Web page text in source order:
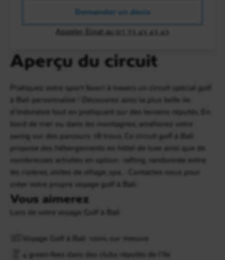
Aperçu du circuit
Pratiquez votre sport favori à travers un circuit spécial golf
à Bali personnalisé ! Découvrez ainsi la plus belle ile
d'Indonésie tout en pratiquant sur des terrains réputés. En
bord de mer ou dans les montagnes, améliorez votre
swing sur des parcours 18 trous. Ce circuit golf à Bali
propose des hébergements en hôtel de luxe ainsi que de
nombreuses activités en option : rafting, randonnée entre
les rizières, visites de village, spa... Contactez-nous pour
créer votre propre voyage golf à Bali.
Vous aimerez
Lors de votre voyage Golf à Bali
Voyage Golf à Bali 100% sur mesure
4 green-fees dans des clubs réputés de l’île
Demander un devis
Appeler Einat au 01 73 43 43 43